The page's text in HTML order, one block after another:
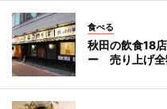
食べる
秋田の飲食18
ー 売り上げ全